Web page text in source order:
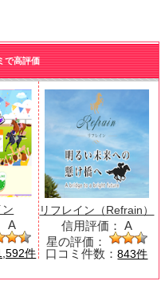
で高評価
A
件
リフレイン（Refrain）
信用評価： A
星の評価：
口コミ件数：843件